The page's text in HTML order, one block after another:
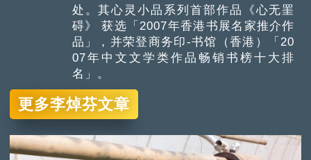
处。其心灵小品系列首部作品《心无罣
碍》 获选「2007年香港书展名家推介作
品」，并荣登商务印-书馆（香港）「20
07年中文文学类作品畅销书榜十大排
名」。
更多李焯芬文章